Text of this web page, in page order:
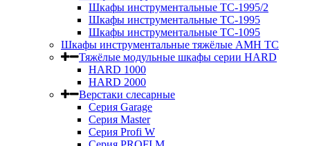
Шкафы инструментальные ТС-1995/2
Шкафы инструментальные TC-1995
Шкафы инструментальные TC-1095
Шкафы инструментальные тяжёлые AMH TC
Тяжёлые модульные шкафы серии HARD
HARD 1000
HARD 2000
Верстаки слесарные
Серия Garage
Серия Master
Серия Profi W